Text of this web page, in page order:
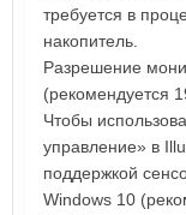
требуется в
накопитель.
Разрешение
(рекомендуется
Чтобы
управление» в
поддержкой
Windows 10